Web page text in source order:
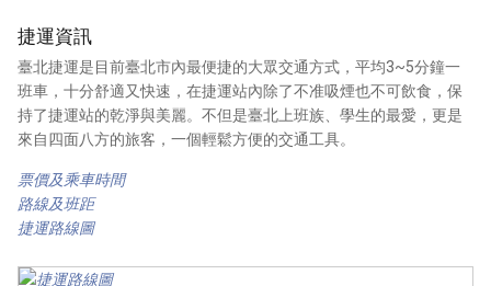
捷運資訊
臺北捷運是目前臺北市內最便捷的大眾交通方式，平均3~5分鐘一
班車，十分舒適又快速，在捷運站內除了不准吸煙也不可飲食，保
持了捷運站的乾淨與美麗。不但是臺北上班族、學生的最愛，更是
來自四面八方的旅客，一個輕鬆方便的交通工具。
票價及乘車時間
路線及班距
捷運路線圖